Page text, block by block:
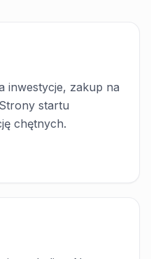
inwestycje, zakup na
startu
chętnych.